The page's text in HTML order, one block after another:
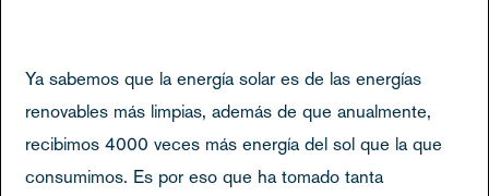
Ya sabemos que la energía solar es de las energías
renovables más limpias, además de que anualmente,
recibimos 4000 veces más energía del sol que la que
consumimos. Es por eso que ha tomado tanta